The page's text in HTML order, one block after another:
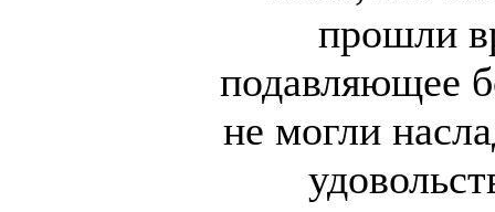
прошли
подавляющее
не могли